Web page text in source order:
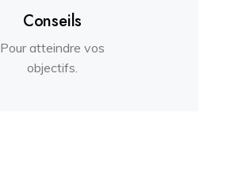
Conseils
Pour atteindre vos
objectifs.